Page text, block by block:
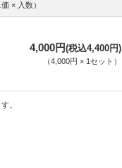
価 × 入数）
4,000円(税込4,400円)
（4,000円 × 1セット ）
。